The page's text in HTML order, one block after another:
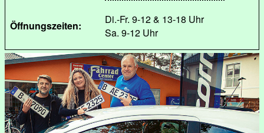
Öffnungszeiten:
Di.-Fr. 9-12 & 13-18 Uhr
Sa. 9-12 Uhr